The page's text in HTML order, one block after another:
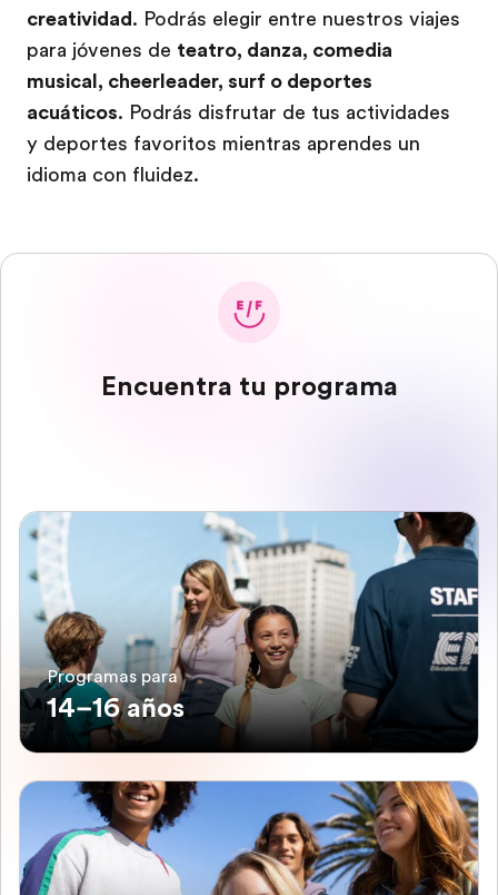
creatividad . Podrás elegir entre nuestros viajes
para jóvenes de teatro, danza, comedia
musical, cheerleader, surf o deportes
acuáticos. Podrás disfrutar de tus actividades
y deportes favoritos mientras aprendes un
idioma con fluidez.
Encuentra tu programa
Programas para
14–16 años